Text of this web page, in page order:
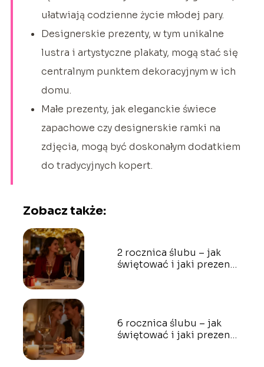
ułatwiają codzienne życie młodej pary.
Designerskie prezenty, w tym unikalne
lustra i artystyczne plakaty, mogą stać się
centralnym punktem dekoracyjnym w ich
domu.
Małe prezenty, jak eleganckie świece
zapachowe czy designerskie ramki na
zdjęcia, mogą być doskonałym dodatkiem
do tradycyjnych kopert.
Zobacz także:
2 rocznica ślubu – jak
świętować i jaki prezent
6 rocznica ślubu – jak
świętować i jaki prezent